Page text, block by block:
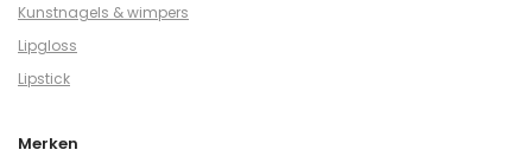
Kunstnagels & wimpers
Lipgloss
Lipstick
Merken